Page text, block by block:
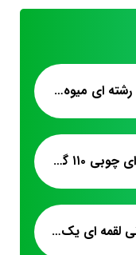
تولید بهترین پشمک رشته ای میوه ای
فروش پشمک میوه ای چوبی ۱۱۰ گرمی
فروش پشمک شکلاتی لقمه ای یک کیلویی